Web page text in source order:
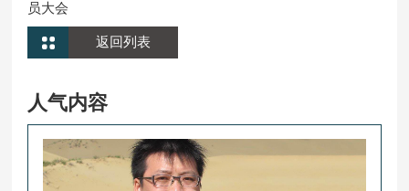
员大会
返回列表
人气内容